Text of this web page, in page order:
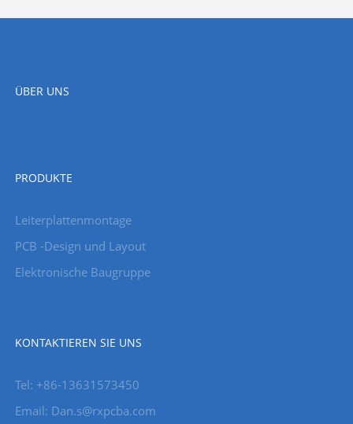
ÜBER UNS
PRODUKTE
Leiterplattenmontage
PCB -Design und Layout
Elektronische Baugruppe
KONTAKTIEREN SIE UNS
Tel: +86-13631573450
Email: Dan.s@rxpcba.com